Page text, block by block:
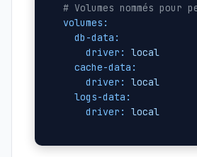
# Volumes nommés pour
volumes:
db-data:
driver:
local
cache-data:
driver:
local
logs-data:
driver:
local